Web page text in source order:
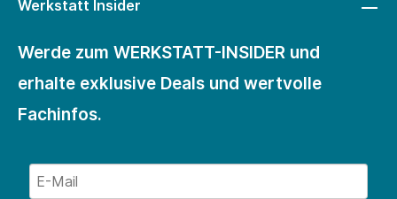
Werkstatt Insider
Werde zum WERKSTATT-INSIDER und
erhalte exklusive Deals und wertvolle
Fachinfos.